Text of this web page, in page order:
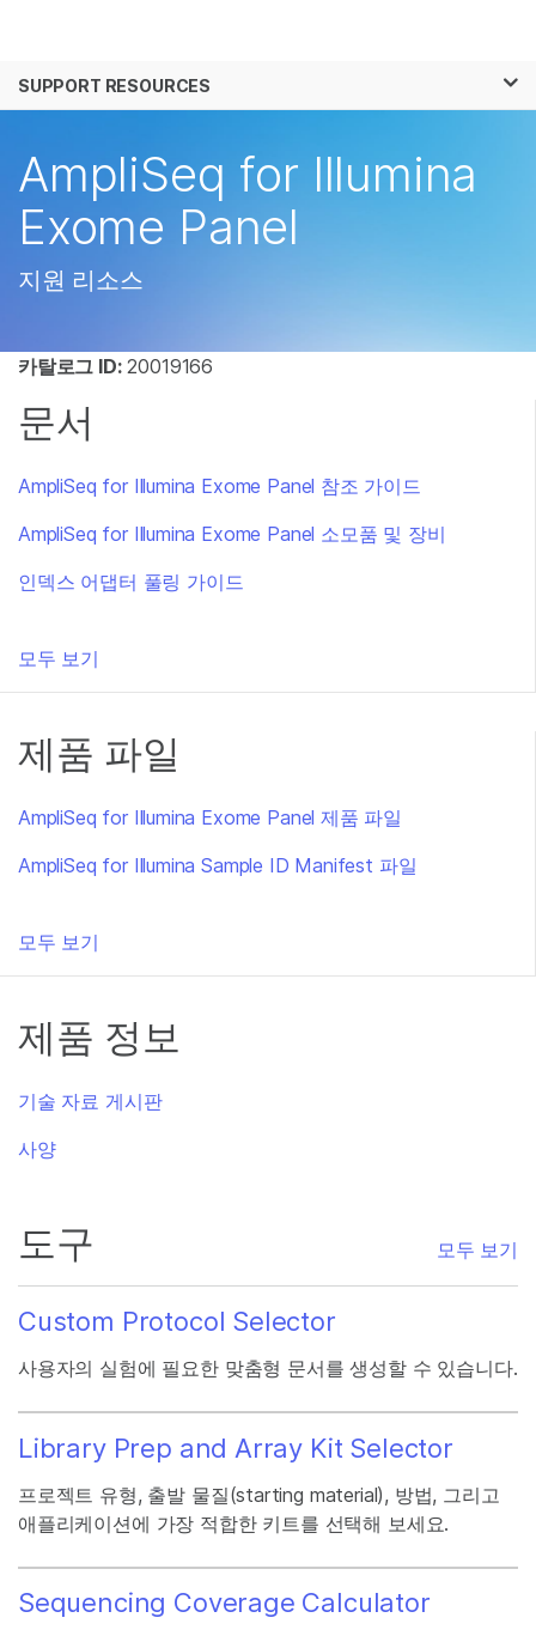
솔루션
회사
지원
SUPPORT RESOURCES
AmpliSeq for Illumina
Exome Panel
지원 리소스
카탈로그 ID:20019166
문서
AmpliSeq for Illumina Exome Panel 참조 가이드
AmpliSeq for Illumina Exome Panel 소모품 및 장비
인덱스 어댑터 풀링 가이드
모두 보기
제품 파일
AmpliSeq for Illumina Exome Panel 제품 파일
AmpliSeq for Illumina Sample ID Manifest 파일
모두 보기
제품 정보
기술 자료 게시판
사양
도구 모두 보기
Custom Protocol Selector
사용자의 실험에 필요한 맞춤형 문서를 생성할 수 있습니다.
Library Prep and Array Kit Selector
프로젝트 유형, 출발 물질(starting material), 방법, 그리고
애플리케이션에 가장 적합한 키트를 선택해 보세요.
Sequencing Coverage Calculator
보다 관련성이 높은 콘텐츠를 확인하실 수 있
습니다. 주요 관심 분야를 선택해 주세요:
암 연구
미생물학 연구
농업유전체학 연구
복합 질환 연구
임상 종양학 연구
생식 보건 연구